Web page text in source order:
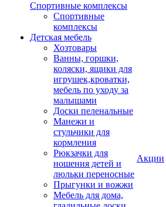
Спортивные комплексы
Спортивные
комплексы
Детская мебель
Хозтовары
Ванны, горшки,
коляски, ящики для
игрушек,кроватки,
мебель по уходу за
малышами
Доски пеленальные
Манежи и
стульчики для
кормления
Рюкзачки для
ношения детей и
люльки переносные
Прыгунки и вожжи
Мебель для дома,
Акции